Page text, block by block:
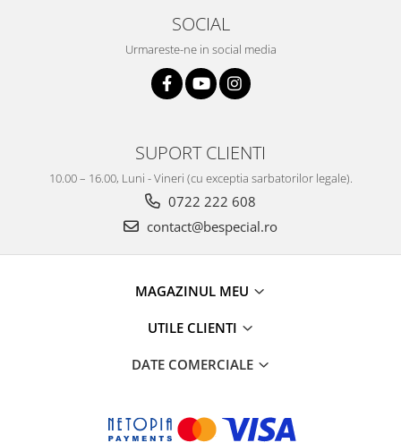
SOCIAL
Urmareste-ne in social media
SUPORT CLIENTI
10.00 – 16.00, Luni - Vineri (cu exceptia sarbatorilor legale).
0722 222 608
contact@bespecial.ro
MAGAZINUL MEU
UTILE CLIENTI
DATE COMERCIALE